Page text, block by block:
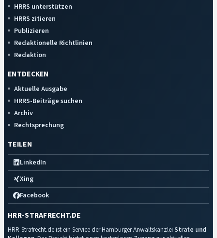
HRRS unterstützen
HRRS zitieren
Publizieren
Redaktionelle Richtlinien
Redaktion
ENTDECKEN
Aktuelle Ausgabe
HRRS-Beiträge suchen
Archiv
Rechtsprechung
TEILEN
LinkedIn
Xing
Facebook
HRR-STRAFRECHT.DE
HRR-Strafrecht.de ist ein Service der Hamburger Anwaltskanzlei Strate und